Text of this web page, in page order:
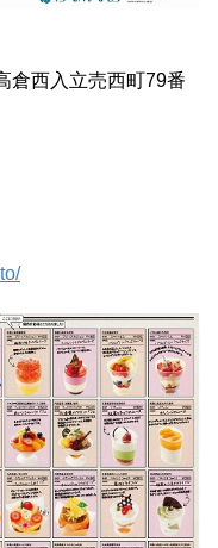
倉西入立売西町79番